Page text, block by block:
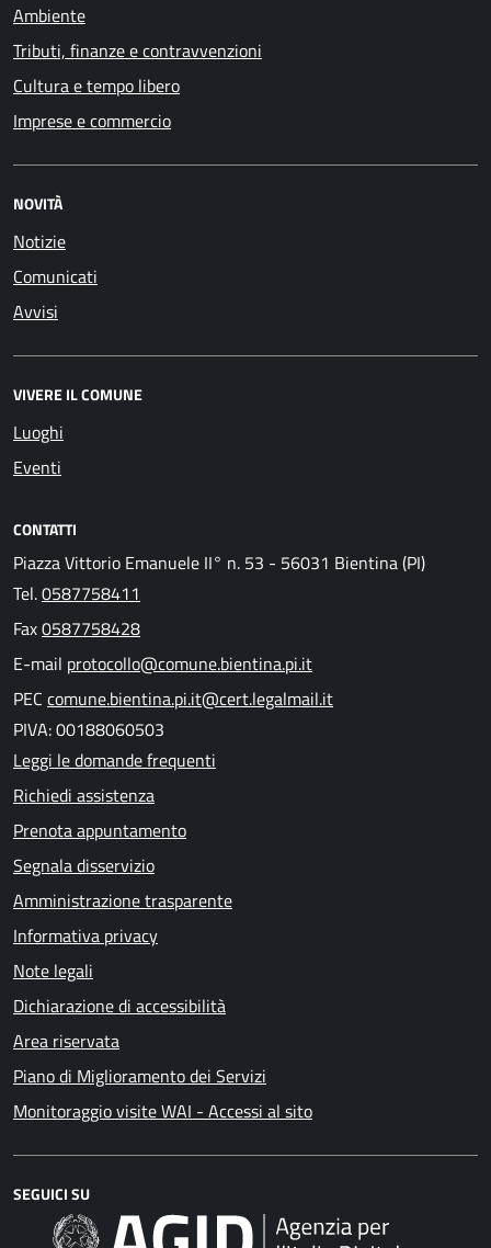
Ambiente
Tributi, finanze e contravvenzioni
Cultura e tempo libero
Imprese e commercio
NOVITÀ
Notizie
Comunicati
Avvisi
VIVERE IL COMUNE
Luoghi
Eventi
CONTATTI
Piazza Vittorio Emanuele II° n. 53 - 56031 Bientina (PI)
Tel.0587758411
Fax0587758428
E-mail protocollo@comune.bientina.pi.it
PEC comune.bientina.pi.it@cert.legalmail.it
PIVA: 00188060503
Leggi le domande frequenti
Richiedi assistenza
Prenota appuntamento
Segnala disservizio
Amministrazione trasparente
Informativa privacy
Note legali
Dichiarazione di accessibilità
Area riservata
Piano di Miglioramento dei Servizi
Monitoraggio visite WAI - Accessi al sito
SEGUICI SU